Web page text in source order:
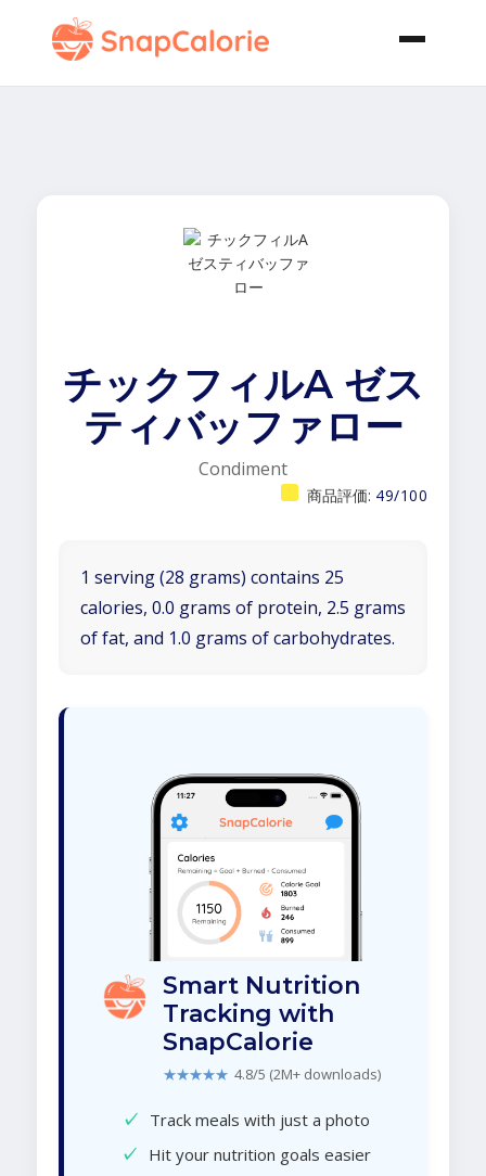
チックフィルA ゼス
ティバッファロー
Condiment
商品評価: 49/100
1 serving (28 grams) contains 25
calories, 0.0 grams of protein, 2.5 grams
of fat, and 1.0 grams of carbohydrates.
Smart Nutrition
Tracking with
SnapCalorie
★★★★★ 4.8/5 (2M+ downloads)
✓ Track meals with just a photo
✓ Hit your nutrition goals easier